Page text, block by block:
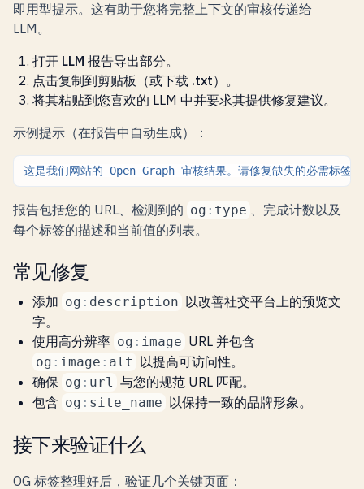
即用型提示。这有助于您将完整上下文的审核传递给
LLM。
打开 LLM 报告导出部分。
点击复制到剪贴板 （或下载 .txt）。
将其粘贴到您喜欢的 LLM 中并要求其提供修复建议。
示例提示（在报告中自动生成）：
这是我们网站的 Open Graph 审核结果。请修复缺失的必需标签
报告包括您的 URL、检测到的 og : type 、完成计数以及
每个标签的描述和当前值的列表。
常见修复
添加 og : description 以改善社交平台上的预览文
字。
使用高分辨率 og : image URL 并包含
og : image : alt 以提高可访问性。
确保 og : url 与您的规范 URL 匹配。
包含 og : site_name 以保持一致的品牌形象。
接下来验证什么
OG 标签整理好后，验证几个关键页面：